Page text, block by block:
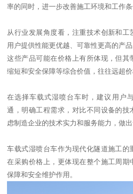
率的同时，进一步改善施工环境和工作条
从行业发展角度看，注重技术创新和工
用户提供性能更优越、可靠性更高的产品
这些产品可能在价格上有所体现，但其
缩短和安全保障等综合价值，往往远超价
在选择车载式湿喷台车时，建议用户
通，明确工程需求，对比不同设备的技
虑制造企业的技术实力和服务能力，做出
车载式湿喷台车作为现代化隧道施工的
在采购价格上，更体现在整个施工周期
保障和安全维护作用。